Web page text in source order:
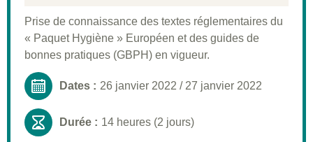
Prise de connaissance des textes réglementaires du
« Paquet Hygiène » Européen et des guides de
bonnes pratiques (GBPH) en vigueur.
Dates : 26 janvier 2022 / 27 janvier 2022
Durée : 14 heures (2 jours)